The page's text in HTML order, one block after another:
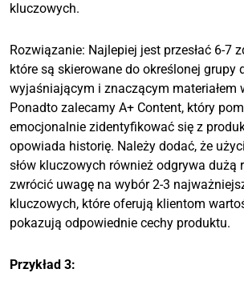
kluczowych.
Rozwiązanie: Najlepiej jest przesłać 6-7
które są skierowane do określonej grupy
wyjaśniającym i znaczącym materiałem
Ponadto zalecamy A+ Content, który
emocjonalnie zidentyfikować się z
opowiada historię. Należy dodać, że
słów kluczowych również odgrywa dużą
zwrócić uwagę na wybór 2-3
kluczowych, które oferują klientom
pokazują odpowiednie cechy produktu.
Przykład 3: